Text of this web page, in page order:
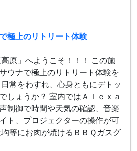
極上のリトリート体験
高原」へようこそ！！！ この施
ウナで極上のリトリート体験を
常をわすれ、心身ともにデトッ
しょうか？ 室内ではＡｌｅｘａ
制御で時間や天気の確認、音楽
ト、プロジェクターの操作が可
等にお肉が焼けるＢＢＱガスグ